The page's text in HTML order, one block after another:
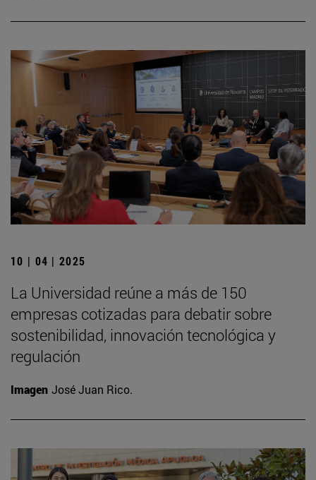
10 | 04 | 2025
La Universidad reúne a más de 150
empresas cotizadas para debatir sobre
sostenibilidad, innovación tecnológica y
regulación
Imagen José Juan Rico.